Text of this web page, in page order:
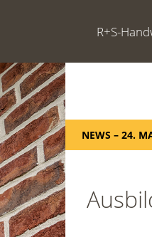
R+S-
NEWS – 24.